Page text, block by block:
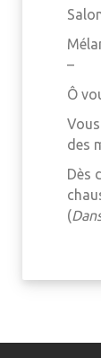
–
Ô
des
Dès
(